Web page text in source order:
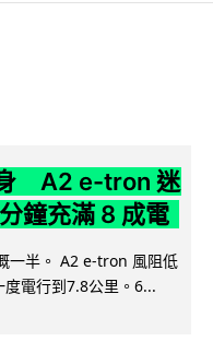
A2 e-tron 迷
鐘充滿 8 成電
一半。 A2 e-tron 風阻低
電行到7.8公里。6...